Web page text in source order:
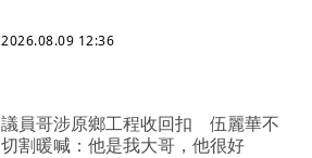
2026.08.09 12:36
議員哥涉原鄉工程收回扣 伍麗華不
切割暖喊：他是我大哥，他很好